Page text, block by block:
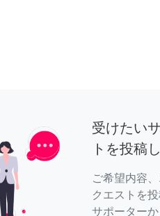
受けたい
トを投稿
ご希望内容
クエストを
サポーターか